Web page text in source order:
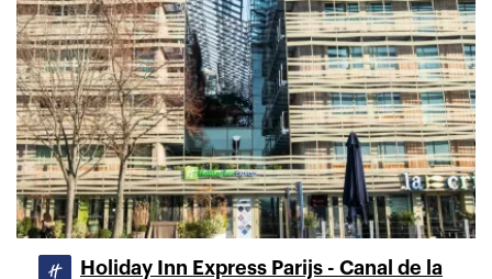
Holiday Inn Express Parijs - Canal de la